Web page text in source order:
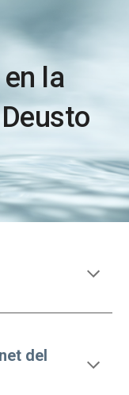
Skip to navigation
la
del